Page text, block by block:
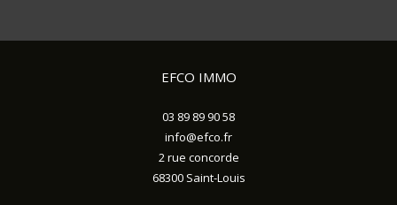
EFCO IMMO
03 89 89 90 58
info@efco.fr
2 rue concorde
68300
Saint-Louis